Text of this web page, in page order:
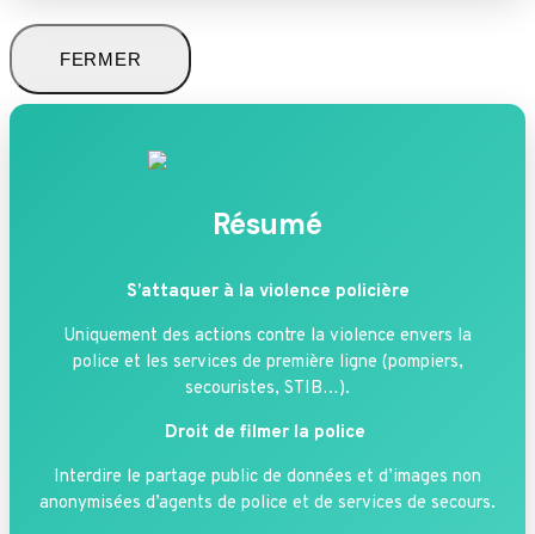
FERMER
Résumé
S’attaquer à la violence policière
Uniquement des actions contre la violence envers la
police et les services de première ligne (pompiers,
secouristes, STIB…).
Droit de filmer la police
Interdire le partage public de données et d’images non
anonymisées d’agents de police et de services de secours.